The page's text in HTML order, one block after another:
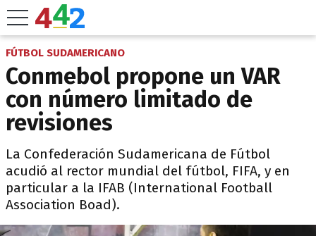
FÚTBOL SUDAMERICANO
Conmebol propone un VAR
con número limitado de
revisiones
La Confederación Sudamericana de Fútbol
acudió al rector mundial del fútbol, FIFA, y en
particular a la IFAB (International Football
Association Boad).